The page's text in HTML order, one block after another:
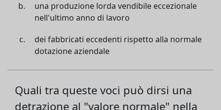
una produzione lorda vendibile eccezionale
nell'ultimo anno di lavoro
dei fabbricati eccedenti rispetto alla normale
dotazione aziendale
Quali tra queste voci può dirsi una
detrazione al "valore normale" nella